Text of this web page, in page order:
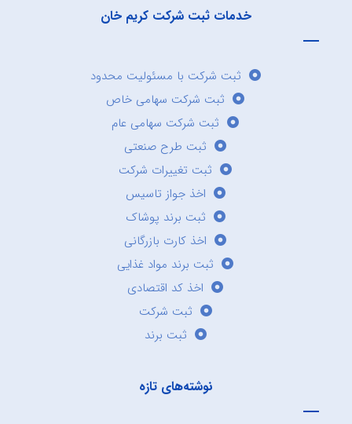
خدمات ثبت شرکت کریم خان
ثبت شرکت با مسئولیت محدود
ثبت شرکت سهامی خاص
ثبت شرکت سهامی عام
ثبت طرح صنعتی
ثبت تغییرات شرکت
اخذ جواز تاسیس
ثبت برند پوشاک
اخذ کارت بازرگانی
ثبت برند مواد غذایی
اخذ کد اقتصادی
ثبت شرکت
ثبت برند
نوشته‌های تازه